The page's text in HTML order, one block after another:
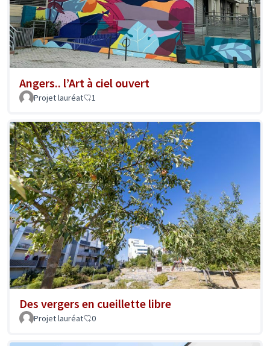
Angers.. l’Art à ciel ouvert
Projet lauréat 1
Des vergers en cueillette libre
Projet lauréat 0